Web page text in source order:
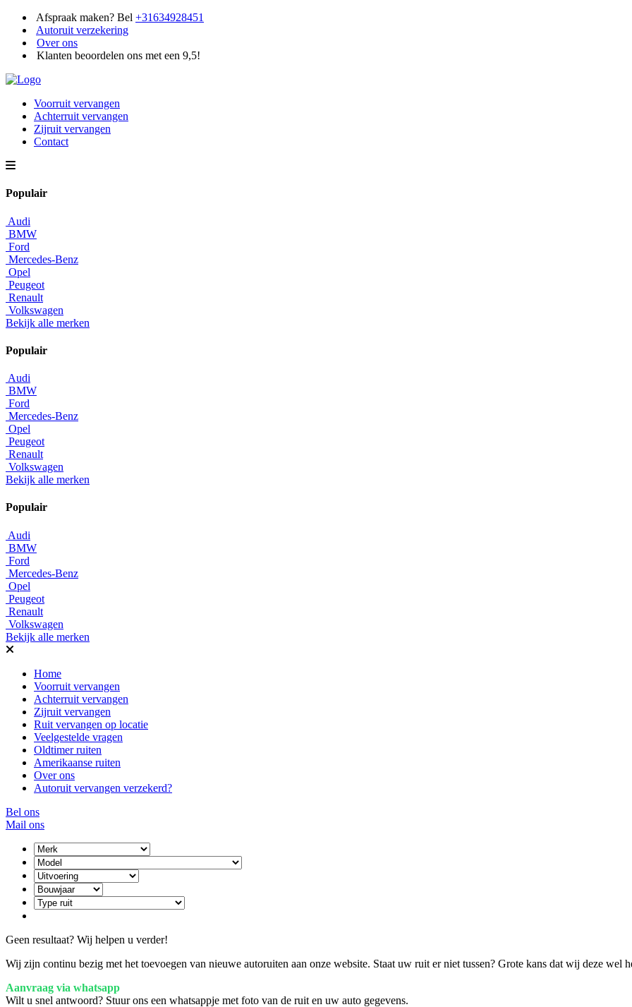
Afspraak maken? Bel +31634928451
Autoruit verzekering
Over ons
Klanten beoordelen ons met een 9,5!
Voorruit vervangen
Achterruit vervangen
Zijruit vervangen
Contact
Populair
Audi
BMW
Ford
Mercedes-Benz
Opel
Peugeot
Renault
Volkswagen
Bekijk alle merken
Populair
Audi
BMW
Ford
Mercedes-Benz
Opel
Peugeot
Renault
Volkswagen
Bekijk alle merken
Populair
Audi
BMW
Ford
Mercedes-Benz
Opel
Peugeot
Renault
Volkswagen
Bekijk alle merken
Home
Voorruit vervangen
Achterruit vervangen
Zijruit vervangen
Ruit vervangen op locatie
Veelgestelde vragen
Oldtimer ruiten
Amerikaanse ruiten
Over ons
Autoruit vervangen verzekerd?
Bel ons
Mail ons
Geen resultaat? Wij helpen u verder!
Wij zijn continu bezig met het toevoegen van nieuwe autoruiten aan onze website. Staat uw ruit er niet tussen? Grote kans dat wij deze
Aanvraag via whatsapp
Wilt u snel antwoord? Stuur ons een whatsappje met foto van de ruit en uw auto gegevens.